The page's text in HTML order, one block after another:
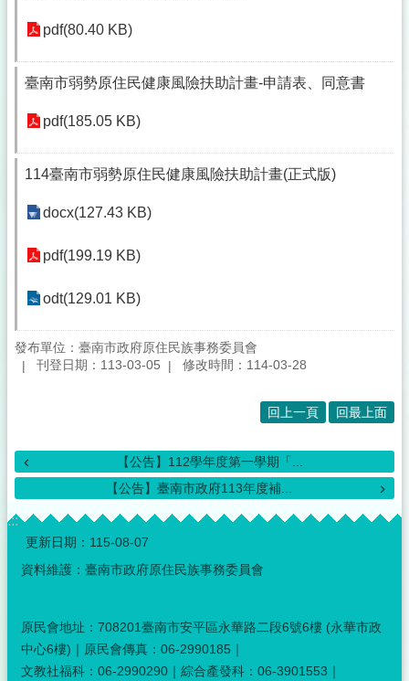
pdf(80.40 KB)
臺南市弱勢原住民健康風險扶助計畫-申請表、同意書
pdf(185.05 KB)
114臺南市弱勢原住民健康風險扶助計畫(正式版)
docx(127.43 KB)
pdf(199.19 KB)
odt(129.01 KB)
發布單位：臺南市政府原住民族事務委員會
刊登日期：113-03-05
修改時間：114-03-28
回上一頁 回最上面
【公告】112學年度第一學期「...
【公告】臺南市政府113年度補...
:::
更新日期： 115-08-07
資料維護：臺南市政府原住民族事務委員會
原民會地址：708201臺南市安平區永華路二段6號6樓 (永華市政
中心6樓)｜原民會傳真：06-2990185｜
文教社福科：06-2990290｜綜合產發科：06-3901553｜